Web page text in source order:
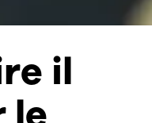
il